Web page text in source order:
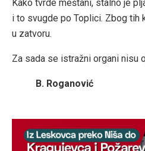
Kako tvrde meštani, stalno je
i to svugde po Toplici. Zbog tih
u zatvoru.
Za sada se istražni organi nisu
B. Roganović